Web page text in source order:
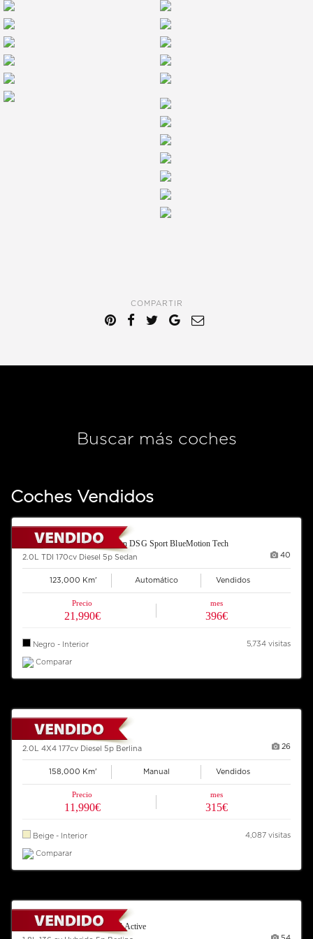
COMPARTIR
Buscar más coches
Coches Vendidos
2012 VOLKSWAGEN Sharan DSG Sport BlueMotion Tech
40
2.0L TDI 170cv Diesel 5p Sedan
123,000 Km' Automático Vendidos
Precio
21,990€
mes
396€
5,734 visitas
Negro - Interior
Comparar
2008 BMW X3
26
2.0L 4X4 177cv Diesel 5p Berlina
158,000 Km' Manual Vendidos
Precio
11,990€
mes
315€
4,087 visitas
Beige - Interior
Comparar
2013 TOYOTA Auris Hybrid Active